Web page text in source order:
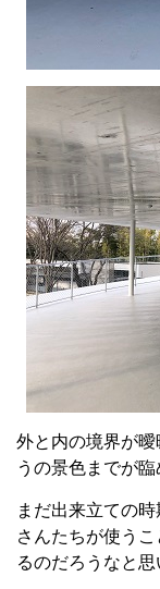
外と内の境界が
うの景色までが臨
まだ出来立ての
さんたちが使う
るのだろうなと思